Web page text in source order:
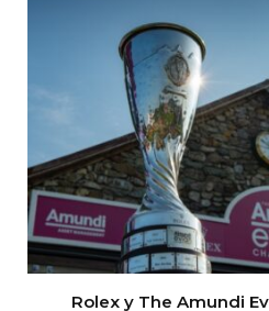
Rolex y The Amundi